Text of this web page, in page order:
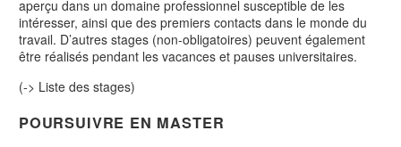
aperçu dans un domaine professionnel susceptible de les
intéresser, ainsi que des premiers contacts dans le monde du
travail. D’autres stages (non-obligatoires) peuvent également
être réalisés pendant les vacances et pauses universitaires.
(-> Liste des stages)
POURSUIVRE EN MASTER